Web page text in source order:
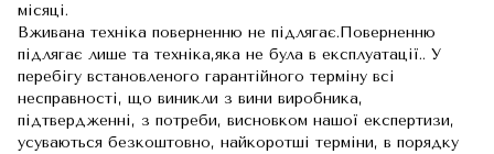
місяці.
Вживана техніка поверненню не підлягає.Поверненню
підлягає лише та техніка,яка не була в експлуатації.. У
перебігу встановленого гарантійного терміну всі
несправності, що виникли з вини виробника,
підтвердженні, з потреби, висновком нашої експертизи,
усуваються безкоштовно, найкоротші терміни, в порядку